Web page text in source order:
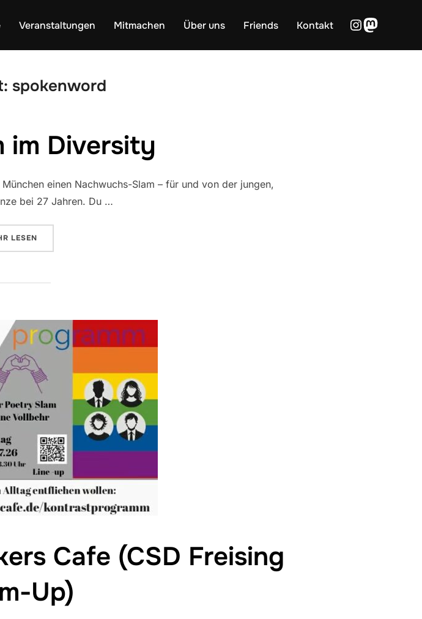
Veranstaltungen Mitmachen Über uns Friends Kontakt Instagram
spokenword
im Diversity
einen Nachwuchs-Slam – für und von der jungen,
bei 27 Jahren. Du …
ÜBER „QUEER SLAM IM DIVERSITY“
LESEN
Cafe (CSD Freising
Up)